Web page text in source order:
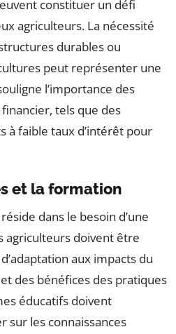
constituer un défi
agriculteurs. La nécessité
durables ou
peut représenter une
l’importance des
tels que des
à faible taux d’intérêt pour
et la formation
dans le besoin d’une
agriculteurs doivent être
aux impacts du
des bénéfices des pratiques
éducatifs doivent
sur les connaissances